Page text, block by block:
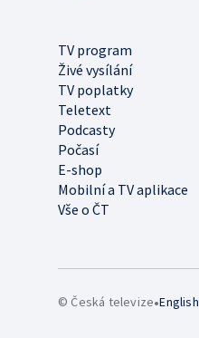
TV program
Živé vysílání
TV poplatky
Teletext
Podcasty
Počasí
E-shop
Mobilní a TV aplikace
Vše o ČT
© Česká televize•English